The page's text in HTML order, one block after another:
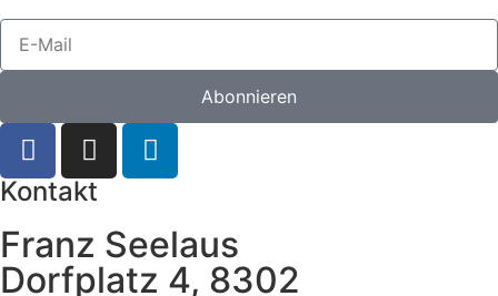
Abonnieren
Kontakt
Franz Seelaus
Dorfplatz 4, 8302